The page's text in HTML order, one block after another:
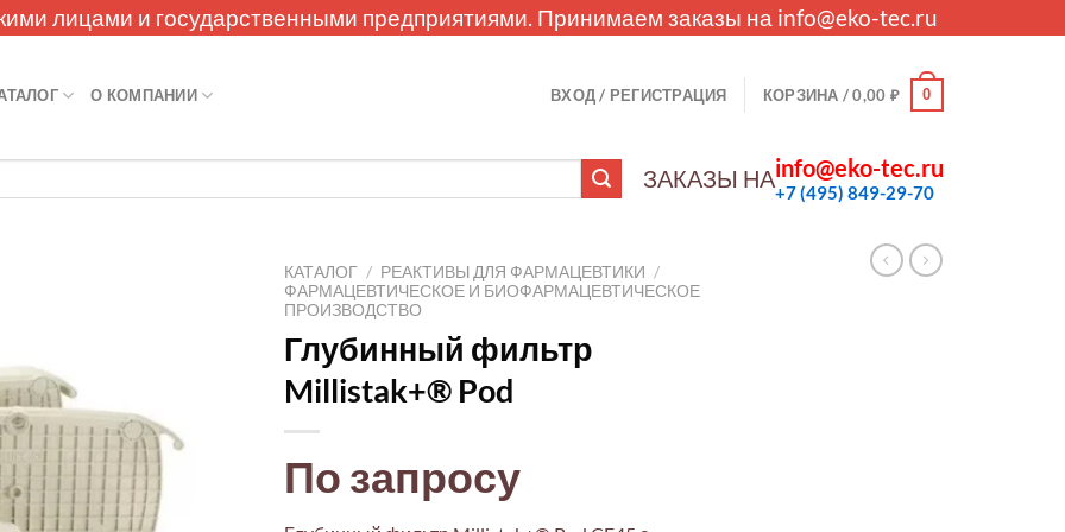
лицами и государственными предприятиями. Принимаем заказы на info@eko-tec.ru
О КОМПАНИИ ВХОД / РЕГИСТРАЦИЯ КОРЗИНА /0,00 ₽ 0
ЗАКАЗЫ НАinfo@eko-tec.ru
+7 (495) 849-29-70
КАТАЛОГ / РЕАКТИВЫ ДЛЯ ФАРМАЦЕВТИКИ /
ФАРМАЦЕВТИЧЕСКОЕ И БИОФАРМАЦЕВТИЧЕСКОЕ
ПРОИЗВОДСТВО
Глубинный фильтр
Millistak+® Pod
По запросу